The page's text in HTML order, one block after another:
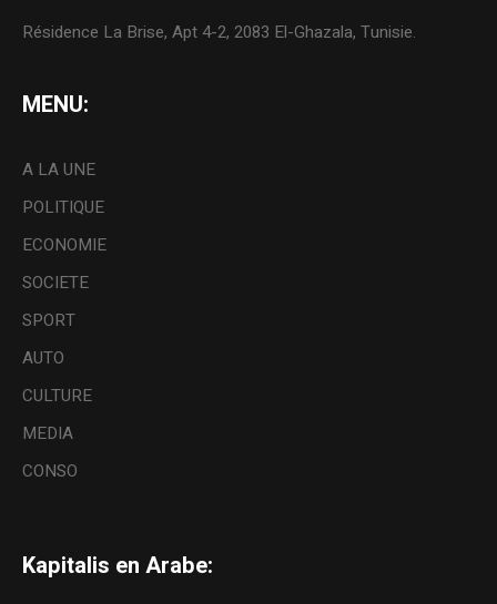
Résidence La Brise, Apt 4-2, 2083 El-Ghazala, Tunisie.
MENU:
A LA UNE
POLITIQUE
ECONOMIE
SOCIETE
SPORT
AUTO
CULTURE
MEDIA
CONSO
Kapitalis en Arabe: